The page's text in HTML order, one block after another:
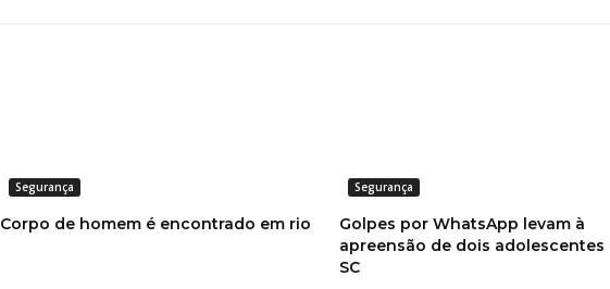
Segurança
Corpo de homem é encontrado em rio
Segurança
Golpes por WhatsApp levam à
apreensão de dois adolescentes
SC